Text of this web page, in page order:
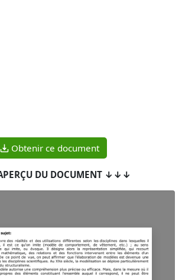
Obtenir ce document
DU DOCUMENT ↓↓↓